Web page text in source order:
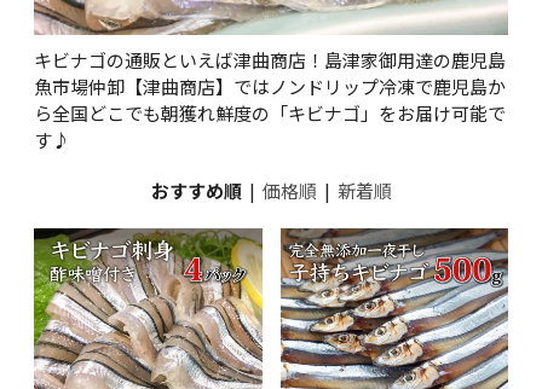
キビナゴの通販といえば津曲商店！島津家御用達の鹿児島
魚市場仲卸【津曲商店】ではノンドリップ冷凍で鹿児島か
ら全国どこでも朝獲れ鮮度の「キビナゴ」をお届け可能で
す♪
おすすめ順| 価格順 | 新着順